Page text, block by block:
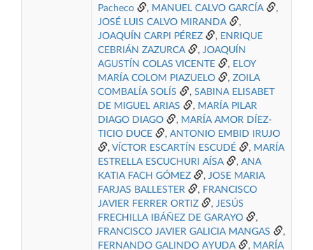
Pacheco
, MANUEL CALVO GARCÍA
,
JOSÉ LUIS CALVO MIRANDA
,
JOAQUÍN CARPI PÉREZ
, ENRIQUE
CEBRIÁN ZAZURCA
, JOAQUÍN
AGUSTÍN COLAS VICENTE
, ELOY
MARÍA COLOM PIAZUELO
, ZOILA
COMBALÍA SOLÍS
, SABINA ELISABET
DE MIGUEL ARIAS
, MARÍA PILAR
DIAGO DIAGO
, MARÍA AMOR DÍEZ-
TICIO DUCE
, ANTONIO EMBID IRUJO
, VÍCTOR ESCARTÍN ESCUDÉ , MARÍA
ESTRELLA ESCUCHURI AÍSA
, ANA
KATIA FACH GÓMEZ
, JOSE MARIA
FARJAS BALLESTER
, FRANCISCO
JAVIER FERRER ORTIZ
, JESÚS
FRECHILLA IBÁÑEZ DE GARAYO
,
FRANCISCO JAVIER GALICIA MANGAS
,
FERNANDO GALINDO AYUDA
, MARÍA